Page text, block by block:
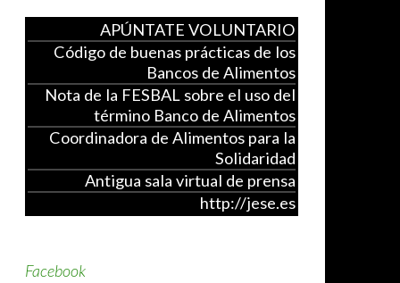
APÚNTATE VOLUNTARIO
Código de buenas prácticas de los
Bancos de Alimentos
Nota de la FESBAL sobre el uso del
término Banco de Alimentos
Coordinadora de Alimentos para la
Solidaridad
Antigua sala virtual de prensa
http://jese.es
Facebook